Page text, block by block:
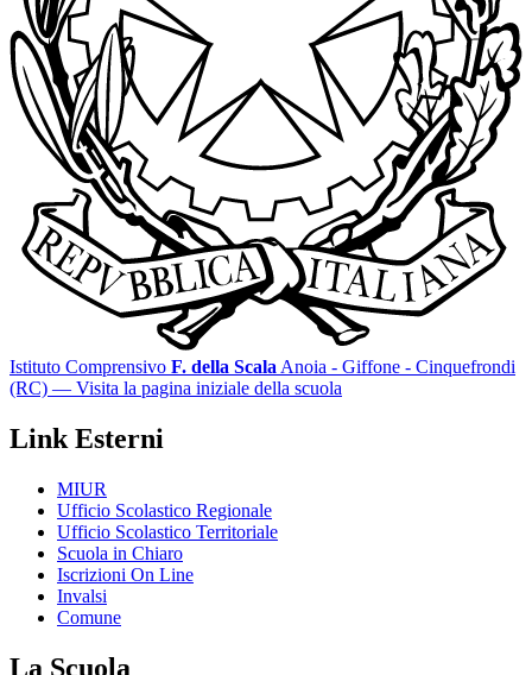
Istituto Comprensivo F. della Scala Anoia - Giffone - Cinquefrondi
(RC) — Visita la pagina iniziale della scuola
Link Esterni
MIUR
Ufficio Scolastico Regionale
Ufficio Scolastico Territoriale
Scuola in Chiaro
Iscrizioni On Line
Invalsi
Comune
La Scuola